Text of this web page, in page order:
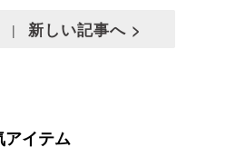
| 新しい記事へ >
アイテム